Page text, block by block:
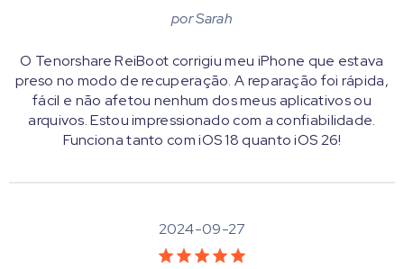
porSarah
O Tenorshare ReiBoot corrigiu meu iPhone que estava
preso no modo de recuperação. A reparação foi rápida,
fácil e não afetou nenhum dos meus aplicativos ou
arquivos. Estou impressionado com a confiabilidade.
Funciona tanto com iOS 18 quanto iOS 26!
2024-09-27